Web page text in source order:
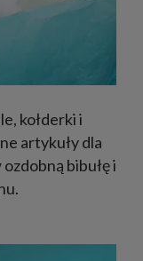
kołderki i
artykuły dla
bibułę i